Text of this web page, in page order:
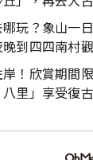
玩？象山一
到四四南村
！欣賞期間
里」享受復